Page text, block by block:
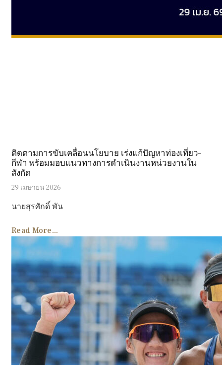
ติดตามการขับเคลื่อนนโยบาย เร่งแก้ปัญหาท่องเที่ยว–
กีฬา พร้อมมอบแนวทางการดำเนินงานหน่วยงานใน
สังกัด
29 เมษายน 2026
นายสุรศักดิ์ พัน
Read More...